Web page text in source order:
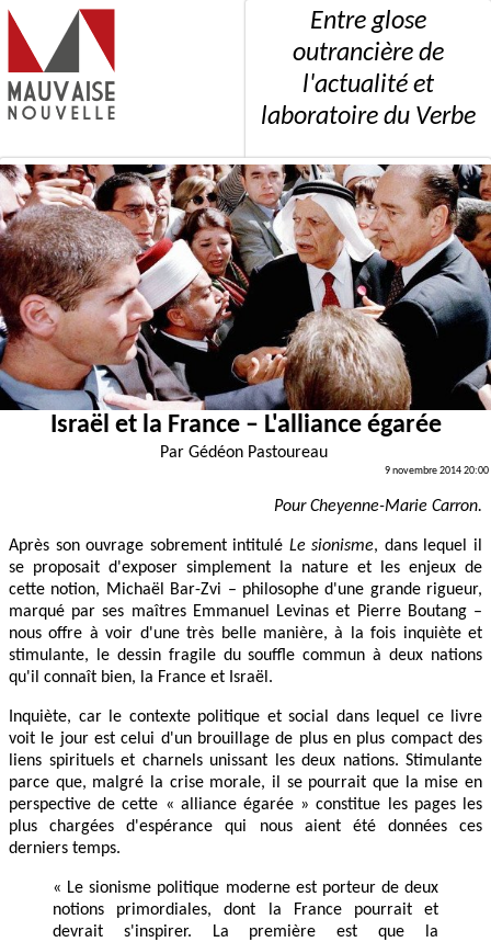
Entre glose
outrancière de
l'actualité et
laboratoire du Verbe
Israël et la France – L'alliance égarée
Par Gédéon Pastoureau
9 novembre 2014 20:00
Pour Cheyenne-Marie Carron.
Après son ouvrage sobrement intitulé Le sionisme, dans lequel il
se proposait d'exposer simplement la nature et les enjeux de
cette notion, Michaël Bar-Zvi – philosophe d'une grande rigueur,
marqué par ses maîtres Emmanuel Levinas et Pierre Boutang –
nous offre à voir d'une très belle manière, à la fois inquiète et
stimulante, le dessin fragile du souffle commun à deux nations
qu'il connaît bien, la France et Israël.
Inquiète, car le contexte politique et social dans lequel ce livre
voit le jour est celui d'un brouillage de plus en plus compact des
liens spirituels et charnels unissant les deux nations. Stimulante
parce que, malgré la crise morale, il se pourrait que la mise en
perspective de cette « alliance égarée » constitue les pages les
plus chargées d'espérance qui nous aient été données ces
derniers temps.
« Le sionisme politique moderne est porteur de deux
notions primordiales, dont la France pourrait et
devrait s'inspirer. La première est que la